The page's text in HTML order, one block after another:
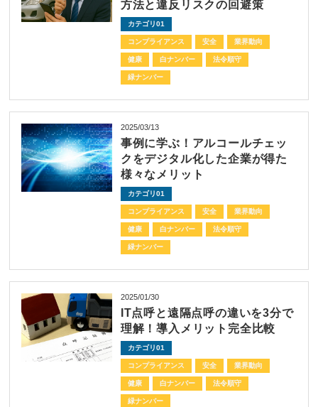
方法と違反リスクの回避策
カテゴリ01
コンプライアンス 安全 業界動向
健康 白ナンバー 法令順守
緑ナンバー
2025/03/13
事例に学ぶ！アルコールチェッ
クをデジタル化した企業が得た
様々なメリット
カテゴリ01
コンプライアンス 安全 業界動向
健康 白ナンバー 法令順守
緑ナンバー
2025/01/30
IT点呼と遠隔点呼の違いを3分で
理解！導入メリット完全比較
カテゴリ01
コンプライアンス 安全 業界動向
健康 白ナンバー 法令順守
緑ナンバー